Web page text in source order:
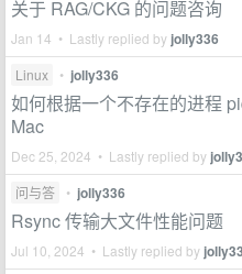
关于 RAG/CKG 的问题咨询
Jan 14 • Lastly replied by jolly336
Linux • jolly336
如何根据一个不存在的进程
Mac
Dec 25, 2024 • Lastly replied by
问与答 • jolly336
Rsync 传输大文件性能问题
Jul 10, 2024 • Lastly replied by